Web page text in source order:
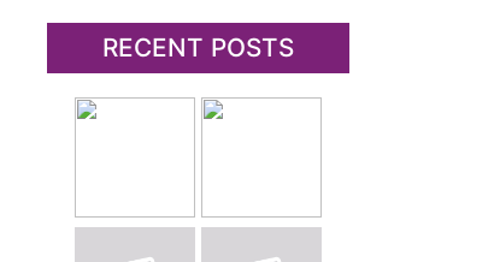
RECENT POSTS